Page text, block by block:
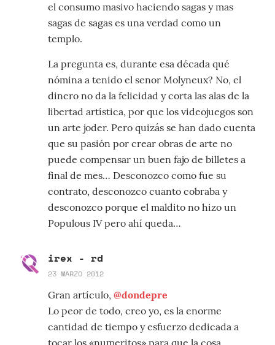
el consumo masivo haciendo sagas y mas
sagas de sagas es una verdad como un
templo.
La pregunta es, durante esa década qué
nómina a tenido el senor Molyneux? No, el
dinero no da la felicidad y corta las alas de la
libertad artística, por que los videojuegos son
un arte joder. Pero quizás se han dado cuenta
que su pasión por crear obras de arte no
puede compensar un buen fajo de billetes a
final de mes… Desconozco como fue su
contrato, desconozco cuanto cobraba y
desconozco porque el maldito no hizo un
Populous IV pero ahí queda…
irex - rd
23 MARZO 2012
Gran artículo, @dondepre
Lo peor de todo, creo yo, es la enorme
cantidad de tiempo y esfuerzo dedicada a